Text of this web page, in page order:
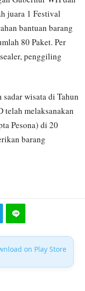
juara 1 Festival
bantuan barang
80 Paket. Per
penggiling
wisata di Tahun
telah melaksanakan
Pesona) di 20
barang